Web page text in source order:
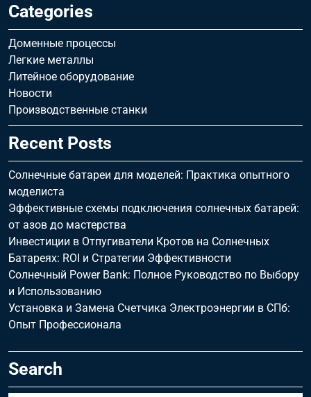
Categories
Доменные процессы
Легкие металлы
Литейное оборудование
Новости
Производственные станки
Recent Posts
Солнечные батареи для моделей: Практика опытного
моделиста
Эффективные схемы подключения солнечных батарей:
от азов до мастерства
Инвестиции в Отпугиватели Кротов на Солнечных
Батареях: ROI и Стратегии Эффективности
Солнечный Power Bank: Полное Руководство по Выбору
и Использованию
Установка и Замена Счетчика Электроэнергии в СПб:
Опыт Профессионала
Search